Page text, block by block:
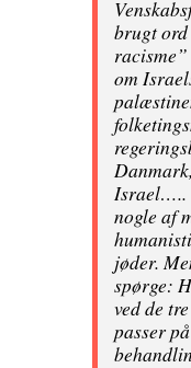
brugt
om
Israel…..
nogle af
jøder.
spørge:
ved de
passer